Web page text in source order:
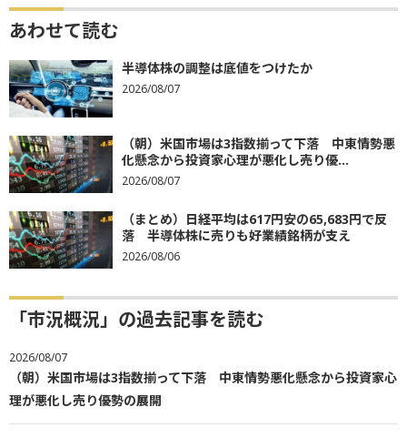
あわせて読む
半導体株の調整は底値をつけたか
2026/08/07
（朝）米国市場は3指数揃って下落 中東情勢悪
化懸念から投資家心理が悪化し売り優...
2026/08/07
（まとめ）日経平均は617円安の65,683円で反
落 半導体株に売りも好業績銘柄が支え
2026/08/06
「市況概況」の過去記事を読む
2026/08/07
（朝）米国市場は3指数揃って下落 中東情勢悪化懸念から投資家心
理が悪化し売り優勢の展開